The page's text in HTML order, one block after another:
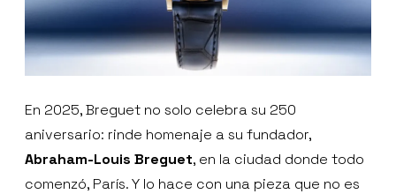
En 2025, Breguet no solo celebra su 250
aniversario: rinde homenaje a su fundador,
Abraham-Louis Breguet, en la ciudad donde todo
comenzó, París. Y lo hace con una pieza que no es